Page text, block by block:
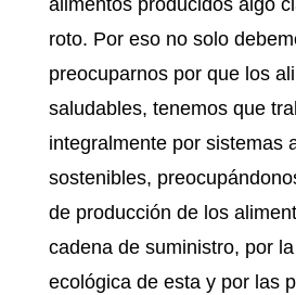
alimentos producidos algo
roto. Por eso no solo
preocuparnos por que los
saludables, tenemos que
integralmente por sistemas
sostenibles,
de producción de los
cadena de suministro, por
ecológica de esta y por las